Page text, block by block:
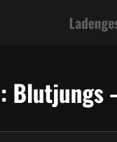
Blutjungs